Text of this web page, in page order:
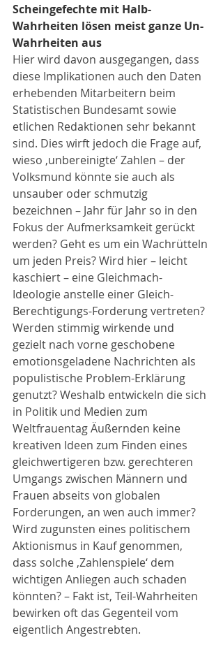
Scheingefechte mit Halb-
Wahrheiten lösen meist ganze Un-
Wahrheiten aus
Hier wird davon ausgegangen, dass
diese Implikationen auch den Daten
erhebenden Mitarbeitern beim
Statistischen Bundesamt sowie
etlichen Redaktionen sehr bekannt
sind. Dies wirft jedoch die Frage auf,
wieso ‚unbereinigte‘ Zahlen – der
Volksmund könnte sie auch als
unsauber oder schmutzig
bezeichnen – Jahr für Jahr so in den
Fokus der Aufmerksamkeit gerückt
werden? Geht es um ein Wachrütteln
um jeden Preis? Wird hier – leicht
kaschiert – eine Gleichmach-
Ideologie anstelle einer Gleich-
Berechtigungs-Forderung vertreten?
Werden stimmig wirkende und
gezielt nach vorne geschobene
emotionsgeladene Nachrichten als
populistische Problem-Erklärung
genutzt? Weshalb entwickeln die sich
in Politik und Medien zum
Weltfrauentag Äußernden keine
kreativen Ideen zum Finden eines
gleichwertigeren bzw. gerechteren
Umgangs zwischen Männern und
Frauen abseits von globalen
Forderungen, an wen auch immer?
Wird zugunsten eines politischem
Aktionismus in Kauf genommen,
dass solche ‚Zahlenspiele‘ dem
wichtigen Anliegen auch schaden
könnten? – Fakt ist, Teil-Wahrheiten
bewirken oft das Gegenteil vom
eigentlich Angestrebten.